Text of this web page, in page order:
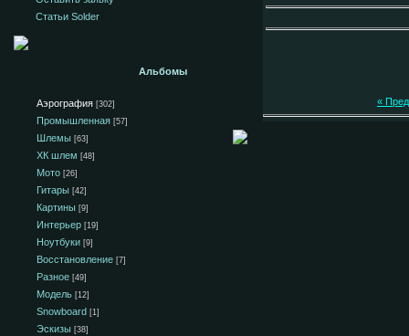
Статьи Solder
Альбомы
Аэрография [302]
Промышленная [57]
Шлемы [63]
ХК шлем [48]
Мото [26]
Гитары [42]
Картины [9]
Интерьер [19]
Ноутбуки [9]
Восстановление [7]
Разное [49]
Модель [12]
Snowboard [1]
Эскизы [38]
«